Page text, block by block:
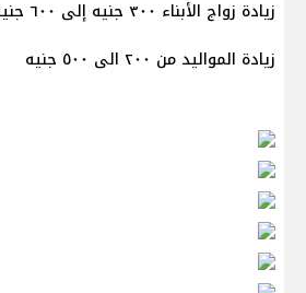
زيادة زواج الأبناء ٣٠٠ جنيه إلى ٦٠٠ جنيه
زيادة المواليد من ٢٠٠ الى ٥٠٠ جنيه